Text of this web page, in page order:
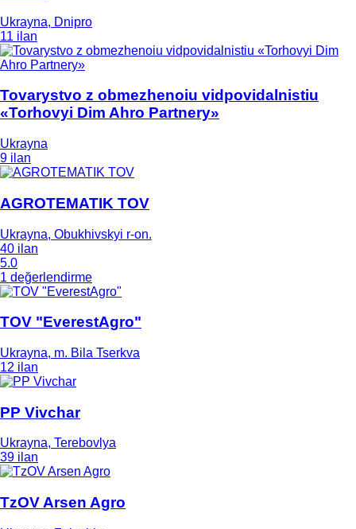
Ukrayna, Dnipro
11 ilan
Tovarystvo z obmezhenoiu vidpovidalnistiu
«Torhovyi Dim Ahro Partnery»
Ukrayna
9 ilan
AGROTEMATIK TOV
Ukrayna, Obukhivskyi r-on.
40 ilan
5.0
1 değerlendirme
TOV "EverestAgro"
Ukrayna, m. Bila Tserkva
12 ilan
PP Vivchar
Ukrayna, Terebovlya
39 ilan
TzOV Arsen Agro